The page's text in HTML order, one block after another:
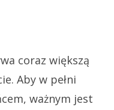
coraz większą
Aby w pełni
ważnym jest